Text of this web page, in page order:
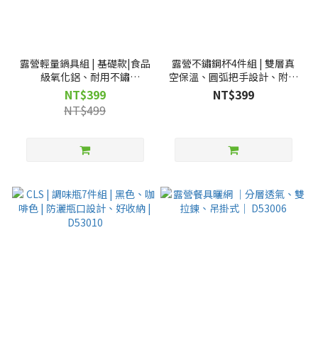
露營輕量鍋具組 | 基礎款|食品
級氧化鋁、耐用不鏽
鋼|D0503013
NT$399
NT$499
露營不鏽鋼杯4件組 | 雙層真
空保溫、圓弧把手設計、附透
氣收納網袋 | D53011
NT$399